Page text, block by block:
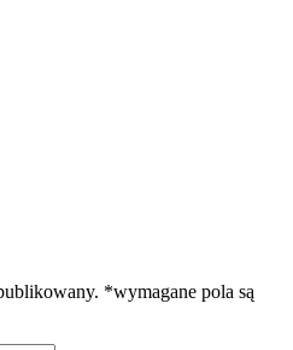
*wymagane pola są